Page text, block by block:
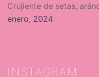
Crujiente de setas,
enero, 2024
INSTAGRAM